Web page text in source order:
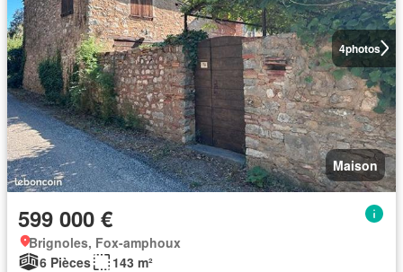
4photos
Maison
599 000 €
Brignoles, Fox-amphoux
6 Pièces
143 m²